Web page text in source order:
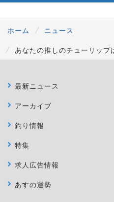
ホーム
ニュース
あなたの推しのチューリッ
最新ニュース
アーカイブ
釣り情報
特集
求人広告情報
あすの運勢